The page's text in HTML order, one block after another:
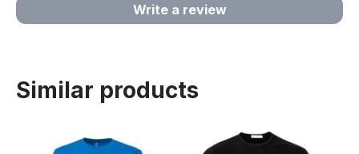
Write a review
Similar products